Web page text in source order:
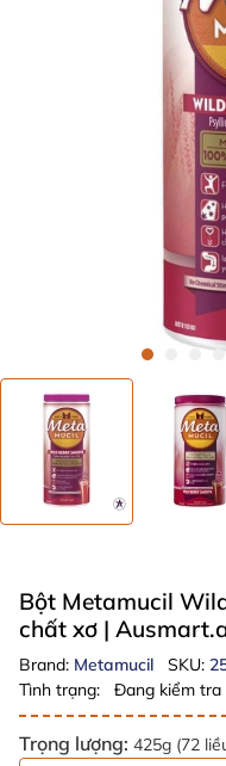
Bột Metamucil
chất xơ |
Brand: Metamucil SKU:
Tình trạng:
Đang kiểm tra
Trọng lượng: 425g (72